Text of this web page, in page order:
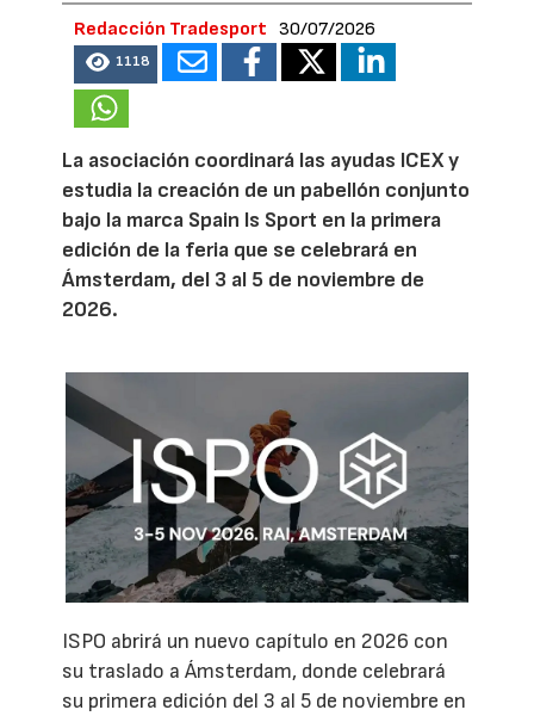
Redacción Tradesport 30/07/2026
1118
La asociación coordinará las ayudas ICEX y
estudia la creación de un pabellón conjunto
bajo la marca Spain Is Sport en la primera
edición de la feria que se celebrará en
Ámsterdam, del 3 al 5 de noviembre de
2026.
ISPO abrirá un nuevo capítulo en 2026 con
su traslado a Ámsterdam, donde celebrará
su primera edición del 3 al 5 de noviembre en